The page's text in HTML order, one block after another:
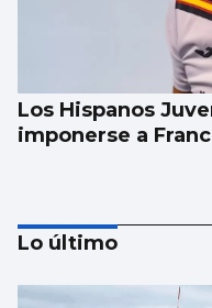
Los Hispanos
imponerse a
Lo último